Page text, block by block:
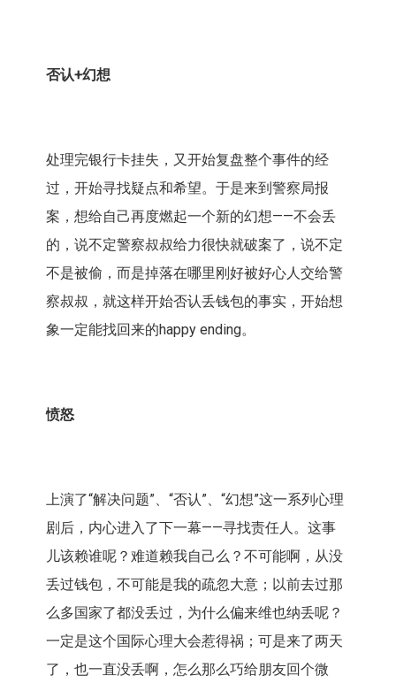
否认+幻想
处理完银行卡挂失，又开始复盘整个事件的经
过，开始寻找疑点和希望。于是来到警察局报
案，想给自己再度燃起一个新的幻想——不会丢
的，说不定警察叔叔给力很快就破案了，说不定
不是被偷，而是掉落在哪里刚好被好心人交给警
察叔叔，就这样开始否认丢钱包的事实，开始想
象一定能找回来的happy ending。
愤怒
上演了“解决问题”、“否认”、“幻想”这一系列心理
剧后，内心进入了下一幕——寻找责任人。这事
儿该赖谁呢？难道赖我自己么？不可能啊，从没
丢过钱包，不可能是我的疏忽大意；以前去过那
么多国家了都没丢过，为什么偏来维也纳丢呢？
一定是这个国际心理大会惹得祸；可是来了两天
了，也一直没丢啊，怎么那么巧给朋友回个微